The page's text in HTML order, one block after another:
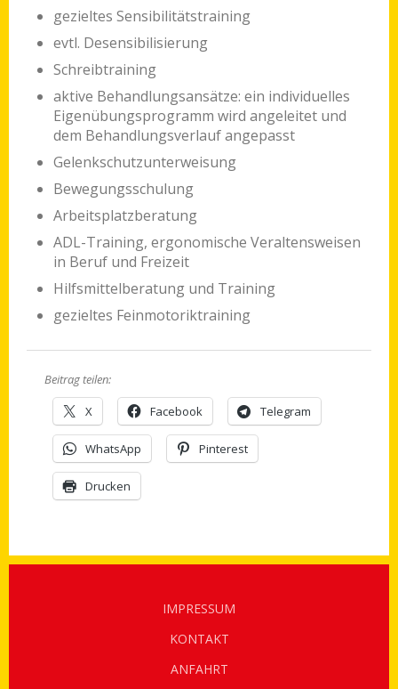
gezieltes Sensibilitätstraining
evtl. Desensibilisierung
Schreibtraining
aktive Behandlungsansätze: ein individuelles
Eigenübungsprogramm wird angeleitet und
dem Behandlungsverlauf angepasst
Gelenkschutzunterweisung
Bewegungsschulung
Arbeitsplatzberatung
ADL-Training, ergonomische Veraltensweisen
in Beruf und Freizeit
Hilfsmittelberatung und Training
gezieltes Feinmotoriktraining
Beitrag teilen:
X
Facebook Telegram
WhatsApp Pinterest
Drucken
IMPRESSUM
KONTAKT
ANFAHRT